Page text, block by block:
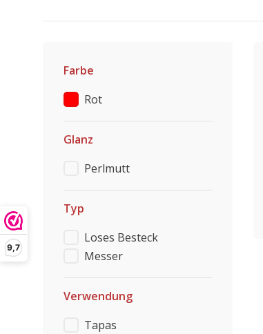
9,7
Farbe
Rot
Glanz
Perlmutt
Typ
Loses Besteck
Messer
Verwendung
Tapas